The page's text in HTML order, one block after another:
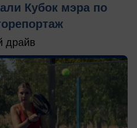
Кубок мэра по
драйв